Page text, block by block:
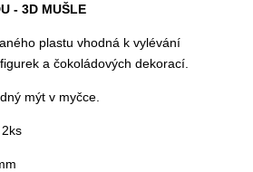
- 3D MUŠLE
plastu vhodná k vylévání
a čokoládových dekorací.
mýt v myčce.
2ks